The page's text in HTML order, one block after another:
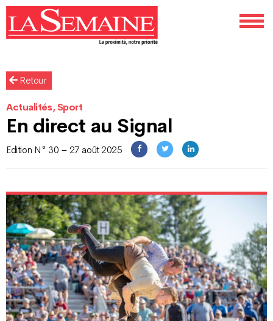
Retour
Actualités, Sport
En direct au Signal
Edition N° 30 – 27 août 2025